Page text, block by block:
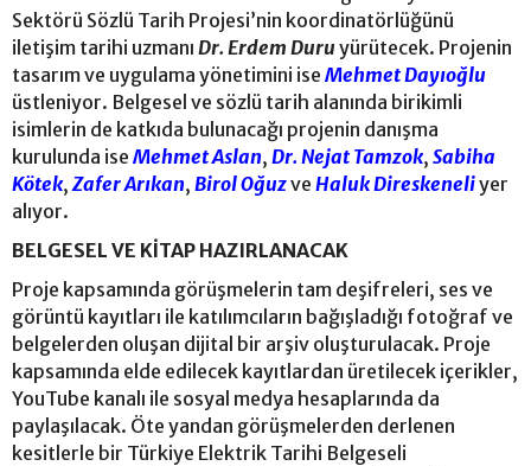
Sektörü Sözlü Tarih Projesi’nin koordinatörlüğünü
iletişim tarihi uzmanı Dr. Erdem Duruyürütecek. Projenin
tasarım ve uygulama yönetimini ise Mehmet Dayıoğlu
üstleniyor. Belgesel ve sözlü tarih alanında birikimli
isimlerin de katkıda bulunacağı projenin danışma
kurulunda ise Mehmet Aslan, Dr. Nejat Tamzok, Sabiha
Kötek, Zafer Arıkan, Birol Oğuzve Haluk Direskeneliyer
alıyor.
BELGESEL VE KİTAP HAZIRLANACAK
Proje kapsamında görüşmelerin tam deşifreleri, ses ve
görüntü kayıtları ile katılımcıların bağışladığı fotoğraf ve
belgelerden oluşan dijital bir arşiv oluşturulacak. Proje
kapsamında elde edilecek kayıtlardan üretilecek içerikler,
YouTube kanalı ile sosyal medya hesaplarında da
paylaşılacak. Öte yandan görüşmelerden derlenen
kesitlerle bir Türkiye Elektrik Tarihi Belgeseli